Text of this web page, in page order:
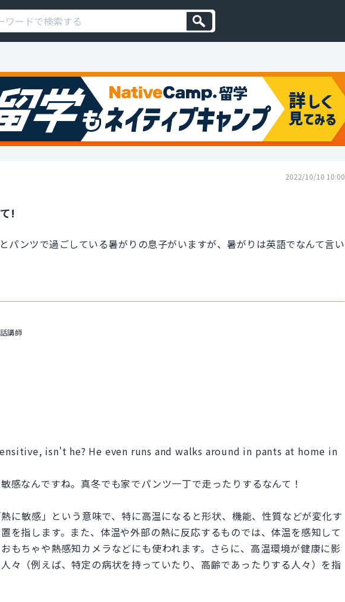
2022/10/10 10:00
!
パンツで過ごしている暑がりの息子がいますが、暑がりは英語でなんて言い
講師
isn't he? He even runs and walks around in pants at home in
感なんですね。真冬でも家でパンツ一丁で走ったりするなんて！
に敏感」という意味で、特に高温になると形状、機能、性質などが変化す
を指します。また、体温や外部の熱に反応するものでは、体温を感知して
もちゃや熱感知カメラなどにも使われます。さらに、高温環境が健康に影
々（例えば、特定の病状を持っていたり、高齢であったりする人々）を指